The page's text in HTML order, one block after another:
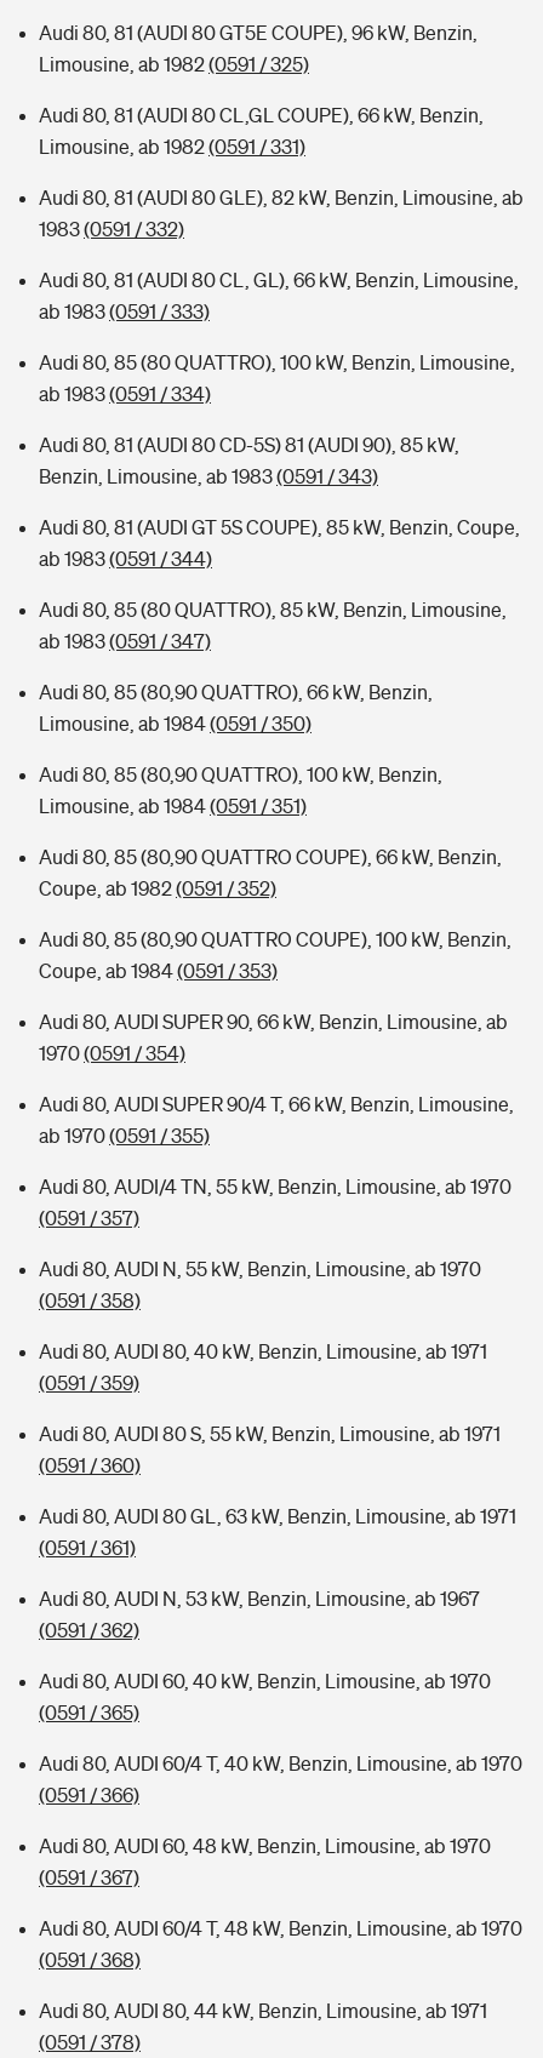
Audi 80, 81 (AUDI 80 GT5E COUPE), 96 kW, Benzin,
Limousine, ab 1982(0591 / 325)
Audi 80, 81 (AUDI 80 CL,GL COUPE), 66 kW, Benzin,
Limousine, ab 1982(0591 / 331)
Audi 80, 81 (AUDI 80 GLE), 82 kW, Benzin, Limousine, ab
1983(0591 / 332)
Audi 80, 81 (AUDI 80 CL, GL), 66 kW, Benzin, Limousine,
ab 1983(0591 / 333)
Audi 80, 85 (80 QUATTRO), 100 kW, Benzin, Limousine,
ab 1983(0591 / 334)
Audi 80, 81 (AUDI 80 CD-5S) 81 (AUDI 90), 85 kW,
Benzin, Limousine, ab 1983(0591 / 343)
Audi 80, 81 (AUDI GT 5S COUPE), 85 kW, Benzin, Coupe,
ab 1983(0591 / 344)
Audi 80, 85 (80 QUATTRO), 85 kW, Benzin, Limousine,
ab 1983(0591 / 347)
Audi 80, 85 (80,90 QUATTRO), 66 kW, Benzin,
Limousine, ab 1984(0591 / 350)
Audi 80, 85 (80,90 QUATTRO), 100 kW, Benzin,
Limousine, ab 1984(0591 / 351)
Audi 80, 85 (80,90 QUATTRO COUPE), 66 kW, Benzin,
Coupe, ab 1982(0591 / 352)
Audi 80, 85 (80,90 QUATTRO COUPE), 100 kW, Benzin,
Coupe, ab 1984(0591 / 353)
Audi 80, AUDI SUPER 90, 66 kW, Benzin, Limousine, ab
1970(0591 / 354)
Audi 80, AUDI SUPER 90/4 T, 66 kW, Benzin, Limousine,
ab 1970(0591 / 355)
Audi 80, AUDI/4 TN, 55 kW, Benzin, Limousine, ab 1970
(0591 / 357)
Audi 80, AUDI N, 55 kW, Benzin, Limousine, ab 1970
(0591 / 358)
Audi 80, AUDI 80, 40 kW, Benzin, Limousine, ab 1971
(0591 / 359)
Audi 80, AUDI 80 S, 55 kW, Benzin, Limousine, ab 1971
(0591 / 360)
Audi 80, AUDI 80 GL, 63 kW, Benzin, Limousine, ab 1971
(0591 / 361)
Audi 80, AUDI N, 53 kW, Benzin, Limousine, ab 1967
(0591 / 362)
Audi 80, AUDI 60, 40 kW, Benzin, Limousine, ab 1970
(0591 / 365)
Audi 80, AUDI 60/4 T, 40 kW, Benzin, Limousine, ab 1970
(0591 / 366)
Audi 80, AUDI 60, 48 kW, Benzin, Limousine, ab 1970
(0591 / 367)
Audi 80, AUDI 60/4 T, 48 kW, Benzin, Limousine, ab 1970
(0591 / 368)
Audi 80, AUDI 80, 44 kW, Benzin, Limousine, ab 1971
(0591 / 378)